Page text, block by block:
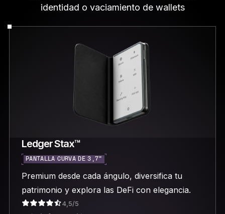
identidad o vaciamiento de wallets
Ledger Stax™
PANTALLA CURVA DE 3,7"
Premium desde cada ángulo, diversifica tu
patrimonio y explora las DeFi con elegancia.
4,5/5